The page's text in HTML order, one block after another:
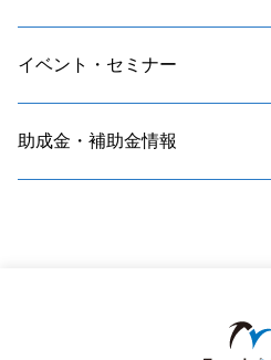
イベント・セミナー
助成金・補助金情報